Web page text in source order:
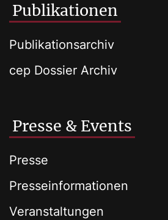
Publikationen
Publikationsarchiv
cep Dossier Archiv
Presse & Events
Presse
Presseinformationen
Veranstaltungen